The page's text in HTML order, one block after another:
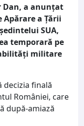
Dan, a anunțat
Apărare a Țării
SUA,
temporară pe
militare
decizia finală
României, care
după-amiază